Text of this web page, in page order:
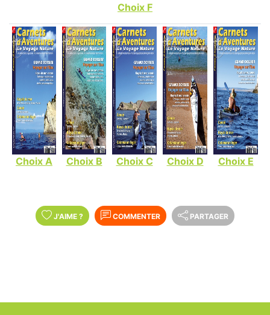
Choix F
Choix A Choix B Choix C Choix D Choix E
J'AIME ? COMMENTER PARTAGER